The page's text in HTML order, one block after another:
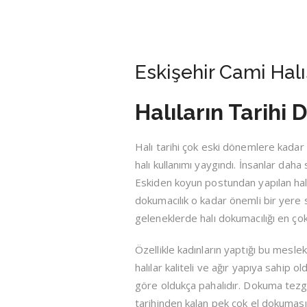
Eskişehir Cami
Halıların Tarihi
Halı tarihi çok eski dönemlere
halı kullanımı yaygındı. İnsanlar
Eskiden koyun postundan yapılan
dokumacılık o kadar önemli bir
geleneklerde halı dokumacılığı en
Özellikle kadınların yaptığı bu
halılar kaliteli ve ağır yapıya sahip
göre oldukça pahalıdır. Dokuma
tarihinden kalan pek çok el